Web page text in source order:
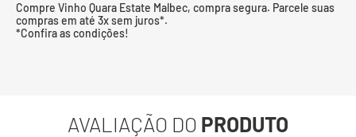
Compre Vinho Quara Estate Malbec, compra segura. Parcele suas
compras em até 3x sem juros*.
*Confira as condições!
AVALIAÇÃO DO PRODUTO